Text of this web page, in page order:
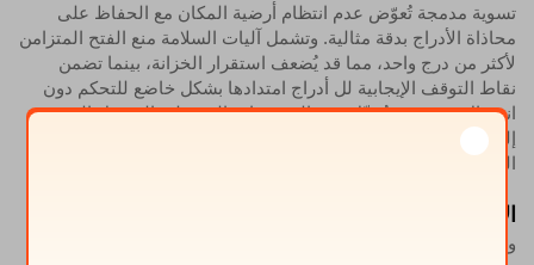
تسوية مدمجة تُعوّض عدم انتظام أرضية المكان مع الحفاظ على
محاذاة الأدراج بدقة مثالية. وتشمل آليات السلامة منع الفتح المتزامن
لأكثر من درج واحد، مما قد يُضعف استقرار الخزانة، بينما تضمن
نقاط التوقف الإيجابية لل أدراج امتدادها بشكل خاضع للتحكم دون
انفصال عرضي. وتُحوِّل هذه التحسينات التشغيلية الوصول الروتيني
إلى المستندات من مهامٍ معقَّدة إلى تفاعلاتٍ سلسةٍ تدعم سير
العمل المهني بدلًا من مقاطعته.
الاندماج في البيئة المهنية
ويُظهر الخزانة تميُّزًا استثنائيًّا